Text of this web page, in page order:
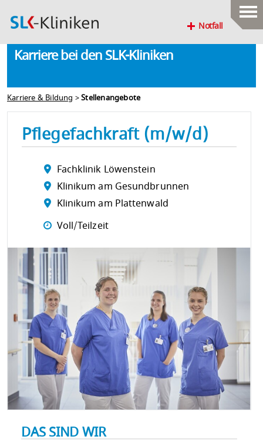
Notfall
Karriere bei den SLK-Kliniken
Karriere & Bildung >Stellenangebote
Pflegefachkraft (m/w/d)
Fachklinik Löwenstein
Klinikum am Gesundbrunnen
Klinikum am Plattenwald
Voll/Teilzeit
DAS SIND WIR